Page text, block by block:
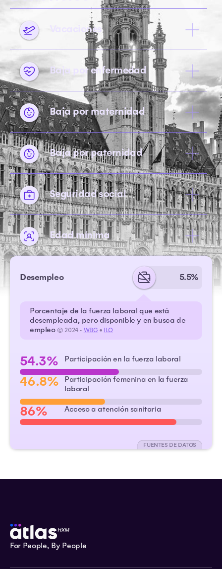
Vacaciones
Baja por enfermedad
Baja por maternidad
Baja por paternidad
Seguridad social
Edad mínima
Desempleo 5.5%
Porcentaje de la fuerza laboral que está
desempleada, pero disponible y en busca de
empleo © 2024 - WBG • ILO
54.3% Participación en la fuerza laboral
46.8%
Participación femenina en la fuerza
laboral
86% Acceso a atención sanitaria
FUENTES DE DATOS
For People, By People